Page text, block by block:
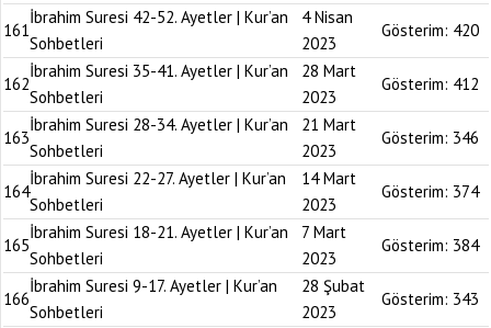
161
İbrahim Suresi 42-52. Ayetler | Kur’an
Sohbetleri
4 Nisan
2023
Gösterim: 420
162
İbrahim Suresi 35-41. Ayetler | Kur’an
Sohbetleri
28 Mart
2023
Gösterim: 412
163
İbrahim Suresi 28-34. Ayetler | Kur’an
Sohbetleri
21 Mart
2023
Gösterim: 346
164
İbrahim Suresi 22-27. Ayetler | Kur’an
Sohbetleri
14 Mart
2023
Gösterim: 374
165
İbrahim Suresi 18-21. Ayetler | Kur’an
Sohbetleri
7 Mart
2023
Gösterim: 384
166
İbrahim Suresi 9-17. Ayetler | Kur’an
Sohbetleri
28 Şubat
2023
Gösterim: 343